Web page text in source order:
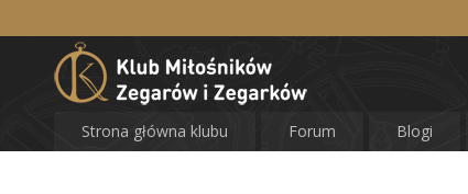
Strona główna klubu Forum Blogi